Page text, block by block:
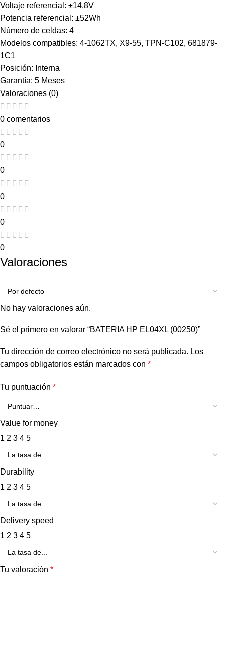
Voltaje referencial: ±14.8V
Potencia referencial: ±52Wh
Número de celdas: 4
Modelos compatibles: 4-1062TX, X9-55, TPN-C102, 681879-
1C1
Posición: Interna
Garantía: 5 Meses
Valoraciones (0)
0 comentarios
0
0
0
0
0
Valoraciones
No hay valoraciones aún.
Sé el primero en valorar “BATERIA HP EL04XL (00250)”
Tu dirección de correo electrónico no será publicada. Los
campos obligatorios están marcados con *
Tu puntuación *
Value for money
1 2 3 4 5
Durability
1 2 3 4 5
Delivery speed
1 2 3 4 5
Tu valoración *